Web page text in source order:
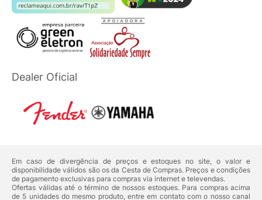
Dealer Oficial
Em caso de divergência de preços e estoques no site, o valor e
disponibilidade válidos são os da Cesta de Compras. Preços e condições
de pagamento exclusivas para compras via internet e televendas.
Ofertas válidas até o término de nossos estoques. Para compras acima
de 5 unidades do mesmo produto, entre em contato com o nosso canal